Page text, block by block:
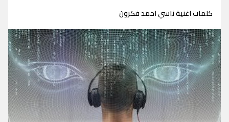
كلمات اغنية ناسي احمد فكرون